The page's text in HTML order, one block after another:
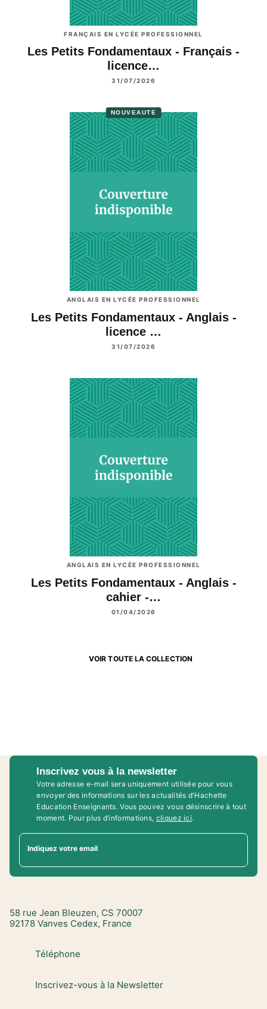
FRANÇAIS EN LYCÉE PROFESSIONNEL
Les Petits Fondamentaux - Français -
licence…
31/07/2026
NOUVEAUTÉ
ANGLAIS EN LYCÉE PROFESSIONNEL
Les Petits Fondamentaux - Anglais -
licence …
31/07/2026
ANGLAIS EN LYCÉE PROFESSIONNEL
Les Petits Fondamentaux - Anglais -
cahier -…
01/04/2026
VOIR TOUTE LA COLLECTION
Inscrivez vous à la newsletter
Votre adresse e-mail sera uniquement utilisée pour vous
envoyer des informations sur les actualités d'Hachette
Education Enseignants. Vous pouvez vous désinscrire à tout
moment. Pour plus d’informations, cliquez ici.
Indiquez votre email
58 rue Jean Bleuzen, CS 70007
92178 Vanves Cedex, France
Téléphone
Inscrivez-vous à la Newsletter